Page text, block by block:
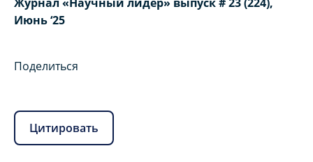
Июнь ‘25
Поделиться
Цитировать